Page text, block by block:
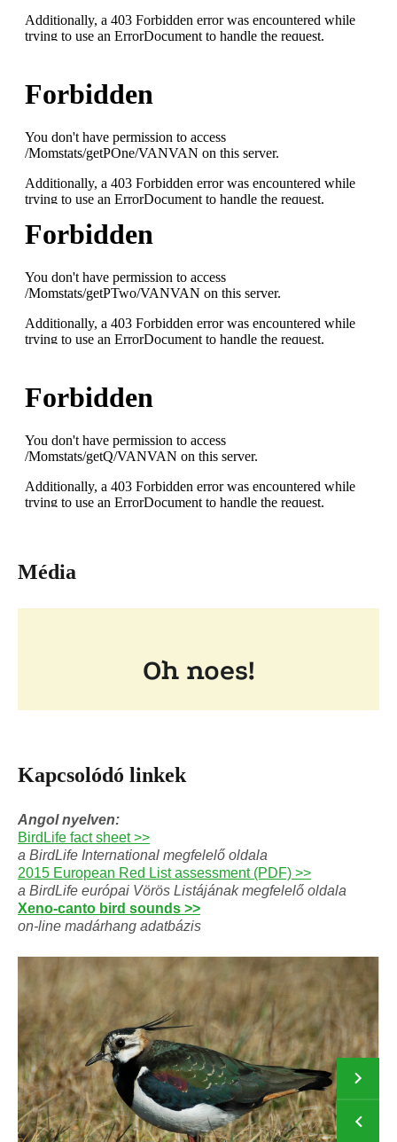
Média
Kapcsolódó linkek
Angol nyelven:
BirdLife fact sheet >>
a BirdLife International megfelelő oldala
2015 European Red List assessment (PDF) >>
a BirdLife európai Vörös Listájának megfelelő oldala
Xeno-canto bird sounds >>
on-line madárhang adatbázis